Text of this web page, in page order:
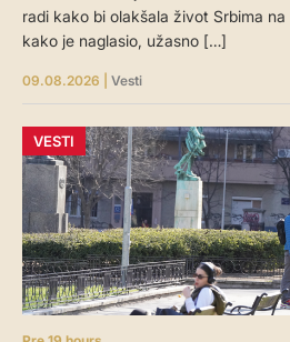
radi kako bi olakšala život Srbima
kako je naglasio, užasno […]
09.08.2026 Vesti
VESTI